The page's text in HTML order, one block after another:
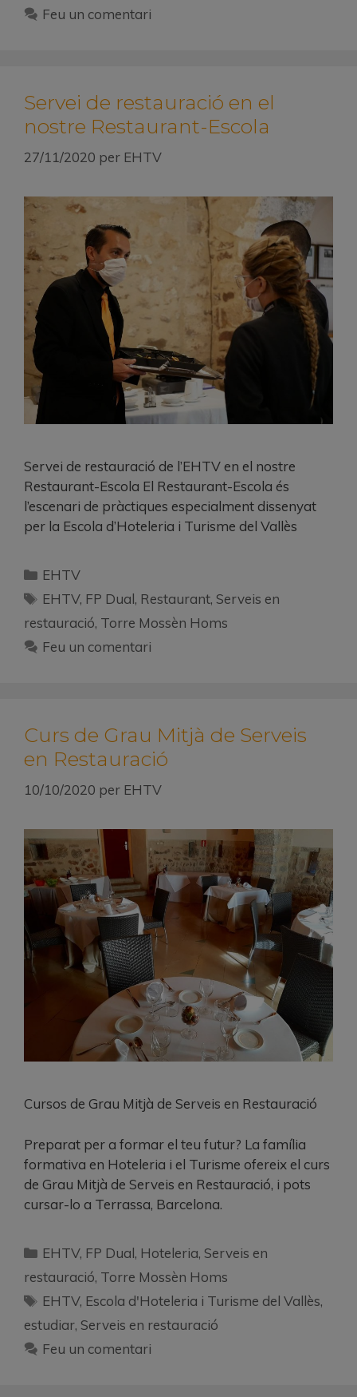
Feu un comentari
Servei de restauració en el
nostre Restaurant-Escola
27/11/2020 per EHTV
Servei de restauració de l’EHTV en el nostre
Restaurant-Escola El Restaurant-Escola és
l’escenari de pràctiques especialment dissenyat
per la Escola d’Hoteleria i Turisme del Vallès
EHTV
EHTV, FP Dual, Restaurant, Serveis en
restauració, Torre Mossèn Homs
Feu un comentari
Curs de Grau Mitjà de Serveis
en Restauració
10/10/2020 per EHTV
Cursos de Grau Mitjà de Serveis en Restauració
Preparat per a formar el teu futur? La família
formativa en Hoteleria i el Turisme ofereix el curs
de Grau Mitjà de Serveis en Restauració, i pots
cursar-lo a Terrassa, Barcelona.
EHTV, FP Dual, Hoteleria, Serveis en
restauració, Torre Mossèn Homs
EHTV, Escola d'Hoteleria i Turisme del Vallès,
estudiar, Serveis en restauració
Feu un comentari